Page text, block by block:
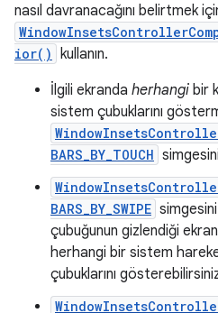
nasıl davranacağını belirtmek
ior()
kullanın.
İlgili ekranda herhangi bir
sistem çubuklarını
BARS_BY_TOUCH
BARS_BY_SWIPE
çubuğunun gizlendiği
herhangi bir sistem
çubuklarını